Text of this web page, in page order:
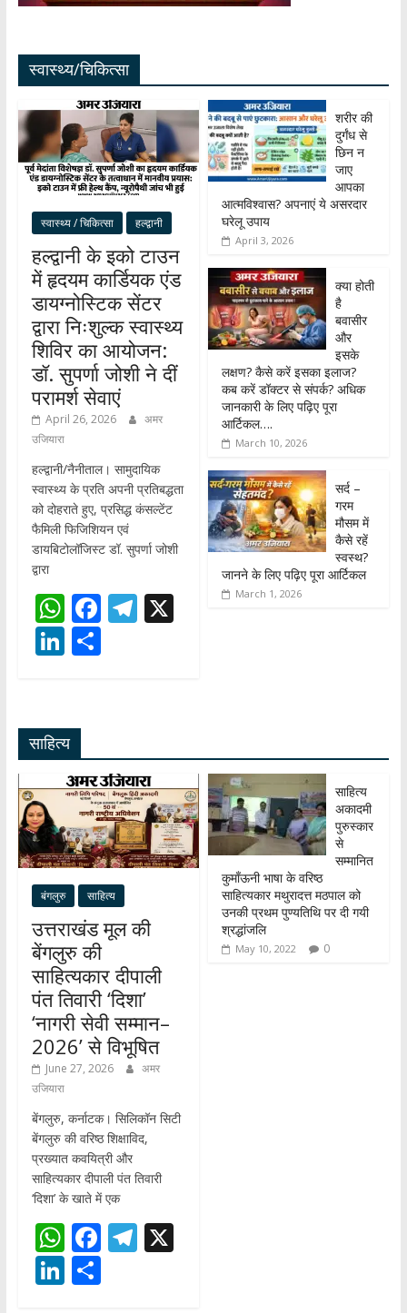
स्वास्थ्य/चिकित्सा
स्वास्थ्य / चिकित्सा हल्द्वानी
हल्द्वानी के इको टाउन
में हृदयम कार्डियक एंड
डायग्नोस्टिक सेंटर
द्वारा निःशुल्क स्वास्थ्य
शिविर का आयोजन:
डॉ. सुपर्णा जोशी ने दीं
परामर्श सेवाएं
April 26, 2026
अमर
उजियारा
हल्द्वानी/नैनीताल। सामुदायिक
स्वास्थ्य के प्रति अपनी प्रतिबद्धता
को दोहराते हुए, प्रसिद्ध कंसल्टेंट
फैमिली फिजिशियन एवं
डायबिटोलॉजिस्ट डॉ. सुपर्णा जोशी
द्वारा
W
h
at
A
p
p
F
ac
e
o
k
T
m
X
Li
e
dI
n
S
शरीर की
दुर्गंध से
छिन न
जाए
आपका
आत्मविश्वास? अपनाएं ये असरदार
घरेलू उपाय
April 3, 2026
क्या होती
है
बवासीर
और
इसके
लक्षण? कैसे करें इसका इलाज?
कब करें डॉक्टर से संपर्क? अधिक
जानकारी के लिए पढ़िए पूरा
आर्टिकल….
March 10, 2026
सर्द –
गरम
मौसम में
कैसे रहें
स्वस्थ?
जानने के लिए पढ़िए पूरा आर्टिकल
March 1, 2026
साहित्य
बंगलुरु साहित्य
उत्तराखंड मूल की
बेंगलुरु की
साहित्यकार दीपाली
पंत तिवारी ‘दिशा’
‘नागरी सेवी सम्मान–
2026’ से विभूषित
June 27, 2026
अमर
उजियारा
बेंगलुरु, कर्नाटक। सिलिकॉन सिटी
बेंगलुरु की वरिष्ठ शिक्षाविद,
प्रख्यात कवयित्री और
साहित्यकार दीपाली पंत तिवारी
‘दिशा’ के खाते में एक
W
h
at
F
ac
e
T X
Li S
साहित्य
अकादमी
पुरुस्कार
से
सम्मानित
कुमाँऊनी भाषा के वरिष्ठ
साहित्यकार मथुरादत्त मठपाल को
उनकी प्रथम पुण्यतिथि पर दी गयी
श्रद्धांजलि
May 10, 2022 0